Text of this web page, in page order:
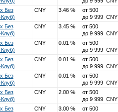
Без
CNY 3.46 %
от 500
до 9 999 CNY
Без
CNY 3.45 %
от 500
до 9 999 CNY
Без
CNY 0.01 %
от 500
до 9 999 CNY
Без
CNY 0.01 %
от 500
до 9 999 CNY
Без
CNY 0.01 %
от 500
до 9 999 CNY
Без
CNY 2.00 %
от 500
до 9 999 CNY
Без
CNY 3.00 %
от 500